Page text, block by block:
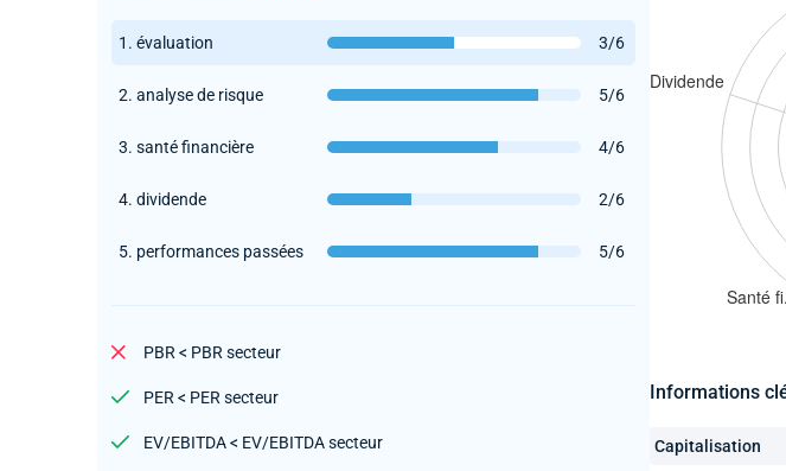
1. évaluation 3/6
2. analyse de risque 5/6
3. santé financière 4/6
4. dividende 2/6
5. performances passées 5/6
PBR < PBR secteur
PER < PER secteur
EV/EBITDA < EV/EBITDA secteur
Informations
Capitalisation